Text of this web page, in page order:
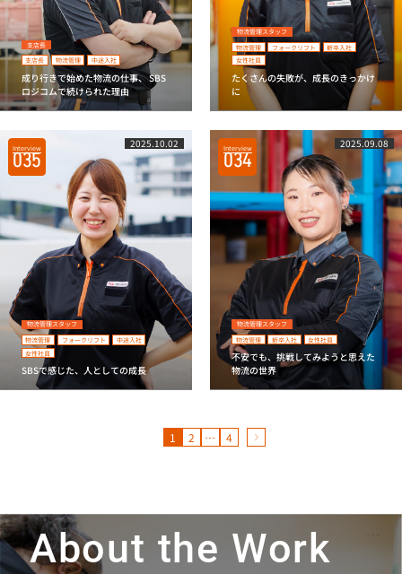
支店長
支店長
物流管理 中途入社
成り行きで始めた物流の仕事、 SBS
ロジコムで続けられた理由
物流管理スタッフ
物流管理
フォークリフト
新卒入社
女性社員
たくさんの失敗が、成長のきっかけ
に
2025.10.02
Interview
035
物流管理スタッフ
物流管理
フォークリフト
中途入社
女性社員
SBSで感じた、人としての成長
2025.09.08
Interview
034
物流管理スタッフ
物流管理
新卒入社 女性社員
不安でも、挑戦してみようと思えた
物流の世界
1 2 … 4
About the Work